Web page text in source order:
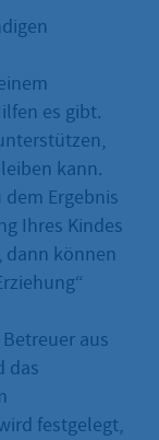
es gibt.
kann.
Ergebnis
Ihres Kindes
dann können
aus
das
festgelegt,